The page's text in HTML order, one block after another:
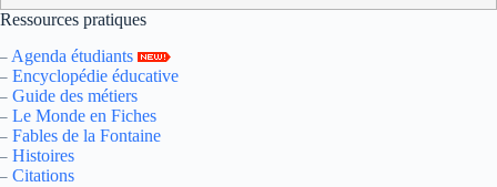
Ressources pratiques
– Agenda étudiants
– Encyclopédie éducative
– Guide des métiers
– Le Monde en Fiches
– Fables de la Fontaine
– Histoires
– Citations